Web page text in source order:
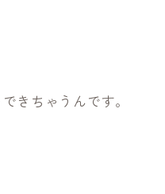
きちゃうんです。